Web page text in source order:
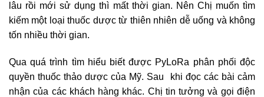
lâu rồi mới sử dụng thì mất thời gian. Nên Chị muốn tìm
kiếm một loại thuốc dược từ thiên nhiên dễ uống và không
tốn nhiều thời gian.
Qua quá trình tìm hiểu biết được PyLoRa phân phối độc
quyền thuốc thảo dược của Mỹ. Sau khi đọc các bài cảm
nhận của các khách hàng khác. Chị tin tưởng và gọi điện